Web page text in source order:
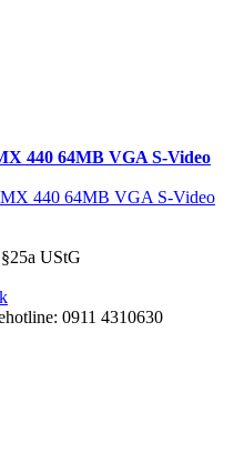
440 64MB VGA S-Video
UStG
0911 4310630